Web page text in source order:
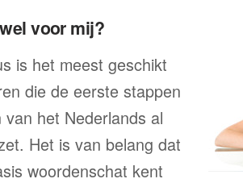
voor mij?
is het meest geschikt
die de eerste stappen
van het Nederlands al
Het is van belang dat
woordenschat kent